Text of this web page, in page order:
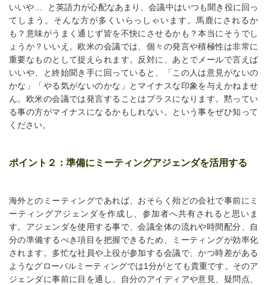
いいや… と英語力が心配なあまり、会議中はいつも聞き役に回っ
てしまう。そんな方が多くいらっしゃいます。馬鹿にされるか
も？意味がうまく通じず皆を不快にさせるかも？本当にそうでし
ょうか？いいえ。欧米の会議では、個々の発言や積極性は非常に
重要なものとして捉えられます。反対に、あとでメールで言えば
いいや、と終始聞き手に回っていると、「この人は意見がないの
かな」「やる気がないのかな」とマイナスな印象を与えかねませ
ん。欧米の会議では発言することはプラスになります。黙ってい
る事の方がマイナスになるかもしれない。という事をぜひ知って
ください。
ポイント２：準備にミーティングアジェンダを活用する
海外とのミーティングであれば、おそらく殆どの会社で事前にミ
ーティングアジェンダを作成し、参加者へ共有されると思いま
す。アジェンダを使用する事で、会議全体の流れや時間配分、自
分の準備するべき項目を把握できるため、ミーティングが効率化
されます。多忙な社員や上役が参加する会議で、かつ時差がある
ようなグローバルミーティングでは1分がとても貴重です。そのア
ジェンダに事前に目を通し、自分のアイディアや意見、疑問点、